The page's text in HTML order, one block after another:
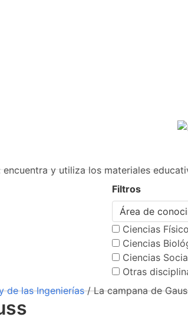
y utiliza los materiales
Filtros
Área de
Ciencias
Ciencias
Ciencias
Otras
de las Ingenierías/ La campana de